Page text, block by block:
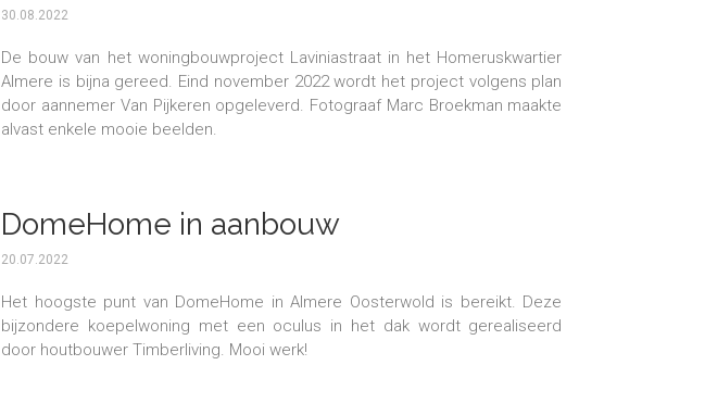
30.08.2022
De bouw van het woningbouwproject Laviniastraat in het Homeruskwartier
Almere is bijna gereed. Eind november 2022 wordt het project volgens plan
door aannemer Van Pijkeren opgeleverd. Fotograaf Marc Broekman maakte
alvast enkele mooie beelden.
DomeHome in aanbouw
20.07.2022
Het hoogste punt van DomeHome in Almere Oosterwold is bereikt. Deze
bijzondere koepelwoning met een oculus in het dak wordt gerealiseerd
door houtbouwer Timberliving. Mooi werk!